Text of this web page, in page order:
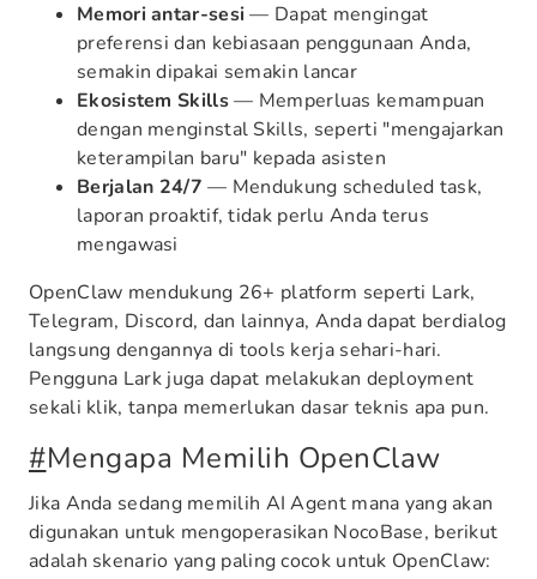
Memori antar-sesi— Dapat mengingat
preferensi dan kebiasaan penggunaan Anda,
semakin dipakai semakin lancar
Ekosistem Skills— Memperluas kemampuan
dengan menginstal Skills, seperti "mengajarkan
keterampilan baru" kepada asisten
Berjalan 24/7 — Mendukung scheduled task,
laporan proaktif, tidak perlu Anda terus
mengawasi
OpenClaw mendukung 26+ platform seperti Lark,
Telegram, Discord, dan lainnya, Anda dapat berdialog
langsung dengannya di tools kerja sehari-hari.
Pengguna Lark juga dapat melakukan deployment
sekali klik, tanpa memerlukan dasar teknis apa pun.
#Mengapa Memilih OpenClaw
Jika Anda sedang memilih AI Agent mana yang akan
digunakan untuk mengoperasikan NocoBase, berikut
adalah skenario yang paling cocok untuk OpenClaw: